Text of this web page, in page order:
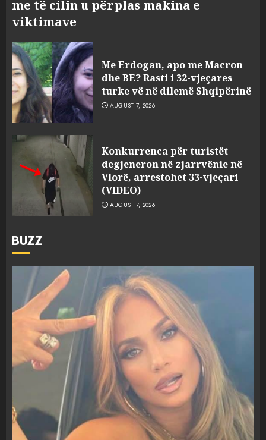
me të cilin u përplas makina e
viktimave
Me Erdogan, apo me Macron
dhe BE? Rasti i 32-vjeçares
turke vë në dilemë Shqipërinë
AUGUST 7, 2026
Konkurrenca për turistët
degjeneron në zjarrvënie në
Vlorë, arrestohet 33-vjeçari
(VIDEO)
AUGUST 7, 2026
BUZZ